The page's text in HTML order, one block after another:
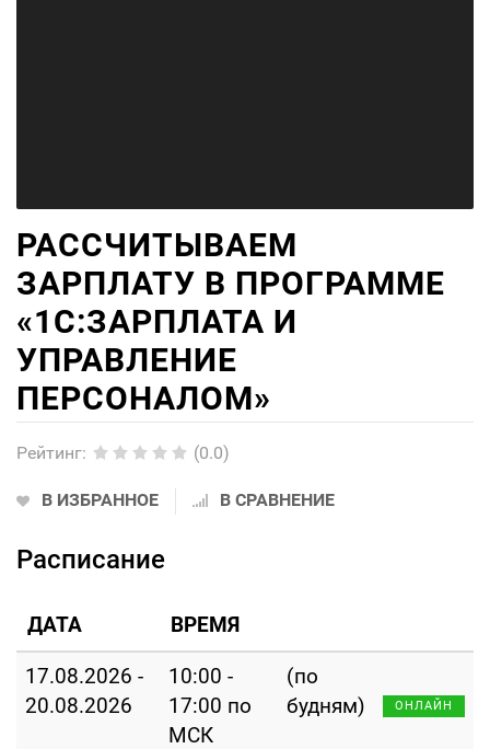
РАССЧИТЫВАЕМ
ЗАРПЛАТУ В ПРОГРАММЕ
«1С:ЗАРПЛАТА И
УПРАВЛЕНИЕ
ПЕРСОНАЛОМ»
Рейтинг: (0.0)
В ИЗБРАННОЕ В СРАВНЕНИЕ
Расписание
ДАТА ВРЕМЯ
17.08.2026 -
20.08.2026
10:00 -
17:00 по
МСК
(по
будням)
ОНЛАЙН